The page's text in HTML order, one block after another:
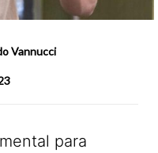
Vannucci
para